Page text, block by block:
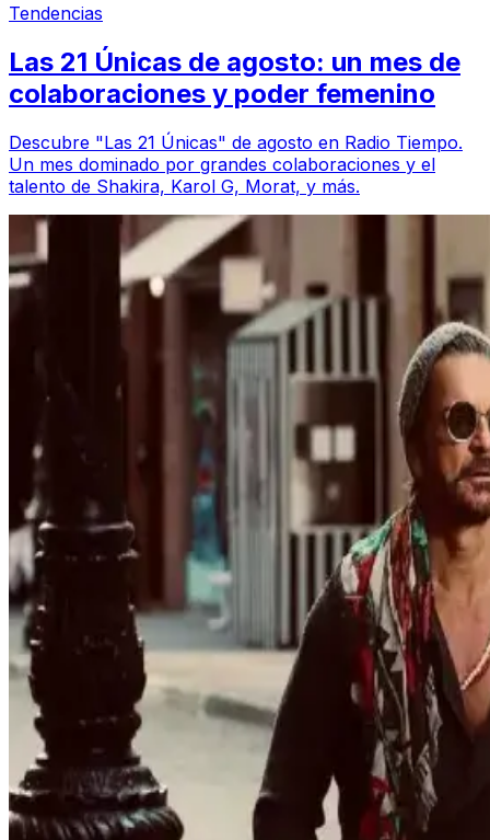
Tendencias
Las 21 Únicas de agosto: un mes de
colaboraciones y poder femenino
Descubre "Las 21 Únicas" de agosto en Radio Tiempo.
Un mes dominado por grandes colaboraciones y el
talento de Shakira, Karol G, Morat, y más.